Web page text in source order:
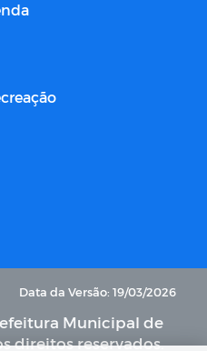
Data da Versão: 19/03/2026
Municipal de
direitos reservados.